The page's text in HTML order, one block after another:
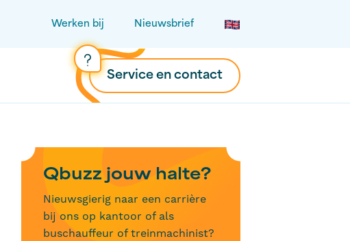
Werken bij Nieuwsbrief
Service en contact
Qbuzz jouw halte?
Nieuwsgierig naar een carrière
bij ons op kantoor of als
buschauffeur of treinmachinist?